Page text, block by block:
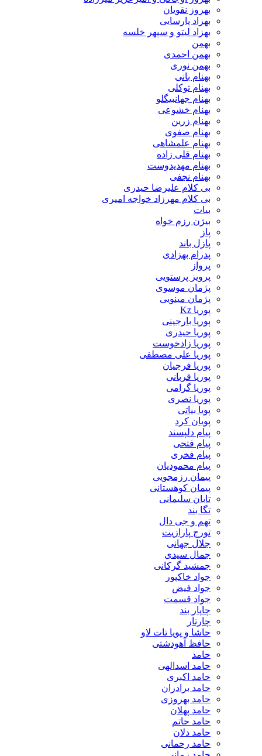
بهروز نقویان
بهزاد پارسایی
بهزاد لیتو و سپهر خلسه
بهمن
بهمن احمدی
بهمن نوری
بهنام بانی
بهنام توکلی
بهنام جهانبیگلو
بهنام خشوعی
بهنام زرین
بهنام صفوی
بهنام علمشاهی
بهنام قلی زاده
بهنام مهدیدوست
بهنام نجفی
بی کلام علیرضا حیدری
بی کلام مهرزاد خواجه امیری
بیات
بیژن رزم خواه
پاز
پازل باند
پدرام بهزادی
پرواز
پرویز پرستویی
پژمان موسوی
پژمان مینویی
پوریا Kz
پوریا بارجینی
پوریا حیدری
پوریا زادخوست
پوریا علی مصطفی
پوریا فرجیان
پوریا قربانی
پوریا گرامی
پوریا نصری
پویا بیاتی
پویان کرد
پیام دلپسند
پیام فتحی
پیام فخری
پیام محمودیان
پیمان رزمجویی
پیمان کوهستانی
تابان سلیمانی
تگا بند
تهم و جی دال
تورج پارازیت
جلال جهانی
جمال سیدی
جمشید گرکانی
جواد خاکپور
جواد فیض
جواد قسمت
چاپار بند
چارتار
حاشا و پویا تات لاو
حافظ آهودشتی
حامد
حامد اسدالهی
حامد اکبری
حامد برادران
حامد بهروزی
حامد پهلان
حامد حاتم
حامد دلان
حامد رحمانی